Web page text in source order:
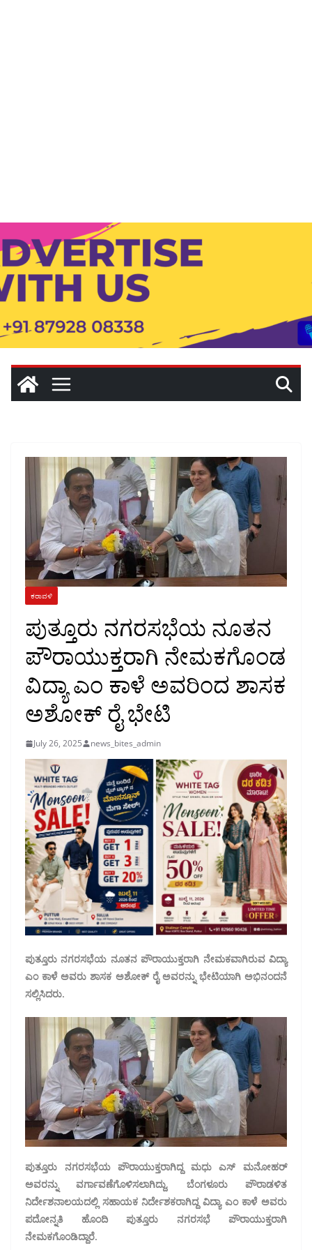
ಕರಾವಳಿ
ಪುತ್ತೂರು ನಗರಸಭೆಯ ನೂತನ
ಪೌರಾಯುಕ್ತರಾಗಿ ನೇಮಕಗೊಂಡ
ವಿದ್ಯಾ ಎಂ ಕಾಳೆ ಅವರಿಂದ ಶಾಸಕ
ಅಶೋಕ್ ರೈ ಭೇಟಿ
July 26, 2025 news_bites_admin
ಪುತ್ತೂರು ನಗರಸಭೆಯ ನೂತನ ಪೌರಾಯುಕ್ತರಾಗಿ ನೇಮಕವಾಗಿರುವ ವಿದ್ಯಾ
ಎಂ ಕಾಳೆ ಅವರು ಶಾಸಕ ಅಶೋಕ್ ರೈ ಅವರನ್ನು ಭೇಟಿಯಾಗಿ ಅಭಿನಂದನೆ
ಸಲ್ಲಿಸಿದರು.
ಪುತ್ತೂರು ನಗರಸಭೆಯ ಪೌರಾಯುಕ್ತರಾಗಿದ್ದ ಮಧು ಎಸ್ ಮನೋಹರ್
ಅವರನ್ನು ವರ್ಗಾವಣೆಗೊಳಿಸಲಾಗಿದ್ದು, ಬೆಂಗಳೂರು ಪೌರಾಡಳಿತ
ನಿರ್ದೇಶನಾಲಯದಲ್ಲಿ ಸಹಾಯಕ ನಿರ್ದೇಶಕರಾಗಿದ್ದ ವಿದ್ಯಾ ಎಂ ಕಾಳೆ ಅವರು
ಪದೋನ್ನತಿ ಹೊಂದಿ ಪುತ್ತೂರು ನಗರಸಭೆ ಪೌರಾಯುಕ್ತರಾಗಿ
ನೇಮಕಗೊಂಡಿದ್ದಾರೆ.